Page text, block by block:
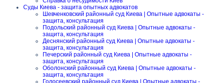
Суды Киева - защита опытных адвокатов
Шевченковский районный суд Киева | Опытные адвокаты -
защита, консультация
Подольский районный суд Киева | Опытные адвокаты -
защита, консультация
Деснянский районный суд Киева | Опытные адвокаты -
защита, консультация
Печерский районный суд Киева | Опытные адвокаты -
защита, консультация
Оболонский районный суд Киева | Опытные адвокаты -
защита, консультация
Голосеевский районный суд Киева | Опытные адвокаты -